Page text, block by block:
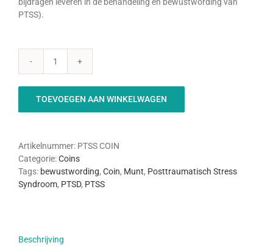
PTSS).
PTSS
TOEVOEGEN AAN WINKELWAGEN
Artikelnummer: PTSS COIN
Categorie:Coins
Tags: bewustwording, Coin, Munt, Posttraumatisch Stress
Syndroom, PTSD, PTSS
Beschrijving